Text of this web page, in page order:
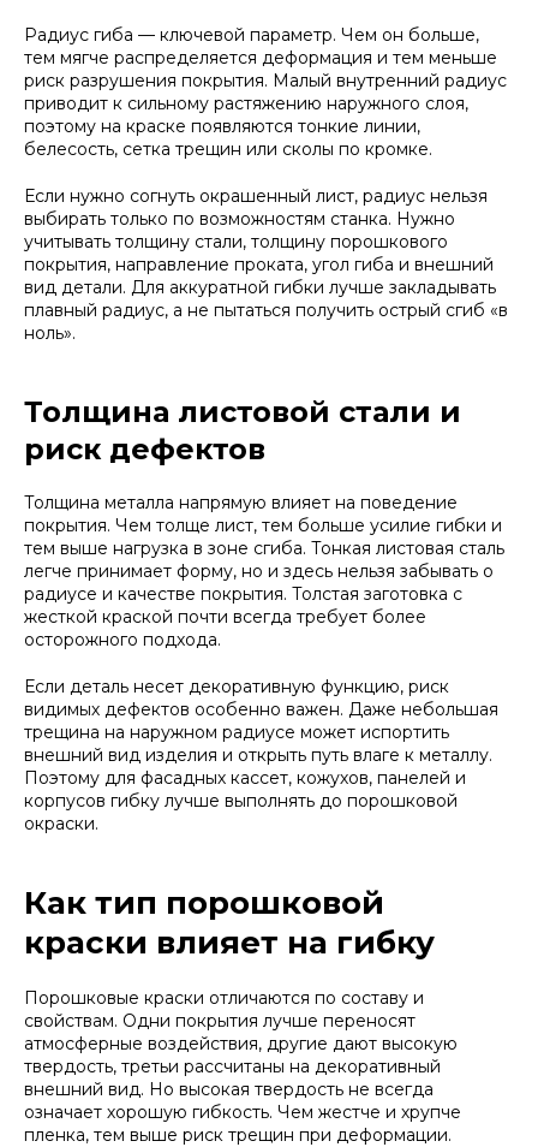
Радиус гиба — ключевой параметр. Чем он больше,
тем мягче распределяется деформация и тем меньше
риск разрушения покрытия. Малый внутренний радиус
приводит к сильному растяжению наружного слоя,
поэтому на краске появляются тонкие линии,
белесость, сетка трещин или сколы по кромке.
Если нужно согнуть окрашенный лист, радиус нельзя
выбирать только по возможностям станка. Нужно
учитывать толщину стали, толщину порошкового
покрытия, направление проката, угол гиба и внешний
вид детали. Для аккуратной гибки лучше закладывать
плавный радиус, а не пытаться получить острый сгиб «в
ноль».
Толщина листовой стали и
риск дефектов
Толщина металла напрямую влияет на поведение
покрытия. Чем толще лист, тем больше усилие гибки и
тем выше нагрузка в зоне сгиба. Тонкая листовая сталь
легче принимает форму, но и здесь нельзя забывать о
радиусе и качестве покрытия. Толстая заготовка с
жесткой краской почти всегда требует более
осторожного подхода.
Если деталь несет декоративную функцию, риск
видимых дефектов особенно важен. Даже небольшая
трещина на наружном радиусе может испортить
внешний вид изделия и открыть путь влаге к металлу.
Поэтому для фасадных кассет, кожухов, панелей и
корпусов гибку лучше выполнять до порошковой
окраски.
Как тип порошковой
краски влияет на гибку
Порошковые краски отличаются по составу и
свойствам. Одни покрытия лучше переносят
атмосферные воздействия, другие дают высокую
твердость, третьи рассчитаны на декоративный
внешний вид. Но высокая твердость не всегда
означает хорошую гибкость. Чем жестче и хрупче
пленка, тем выше риск трещин при деформации.